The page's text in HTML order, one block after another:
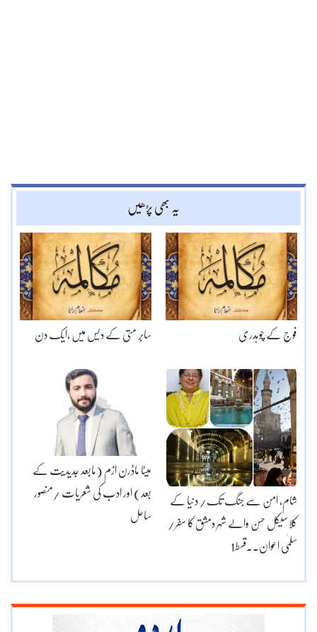
یہ بھی پڑھیں
سابر متی کے دیس میں ،ایک دن فوج کے چوہدری
میٹا ماڈرن ازم (مابعد جدیدیت کے
بعد) اور ادب کی شعریات /منصور
ساحل
شام، امن سے جنگ تک/ دنیا کے
کلاسیکل حسن والے شہر دمشق کا سفر/
سلمٰی اعوان۔۔قسط1